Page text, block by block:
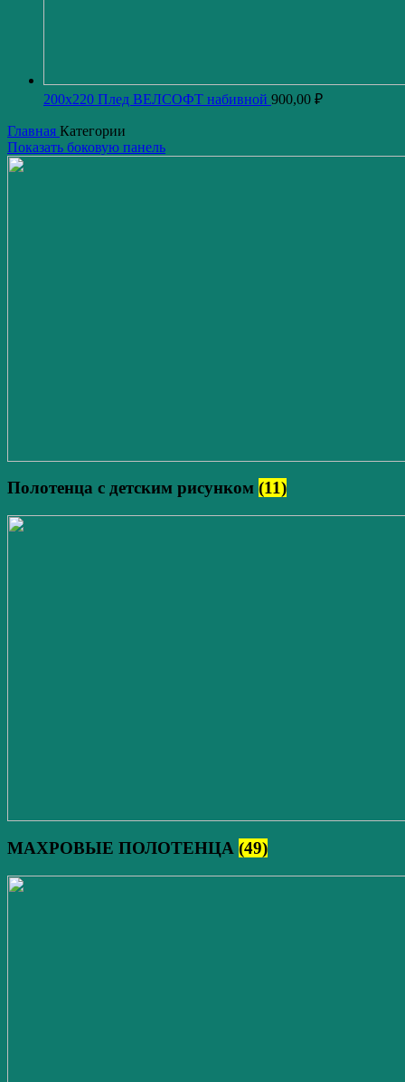
200x220 Плед ВЕЛСОФТ набивной 900,00 ₽
Главная Категории
Показать боковую панель
Полотенца с детским рисунком (11)
МАХРОВЫЕ ПОЛОТЕНЦА (49)